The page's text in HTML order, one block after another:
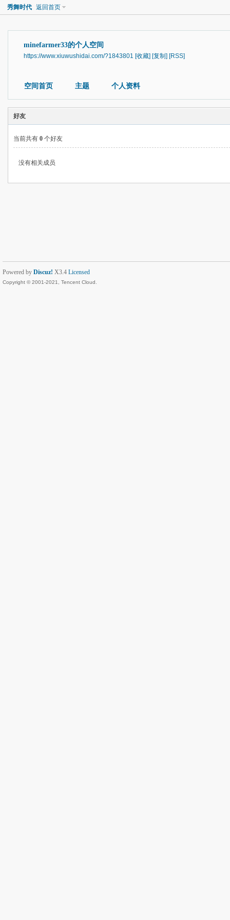
秀舞时代 返回首页
minefarmer33的个人空间
https://www.xiuwushidai.com/?1843801 [收藏] [复制] [RSS]
空间首页 主题 个人资料
好友
当前共有 0 个好友
没有相关成员
Powered by Discuz! X3.4 Licensed
Copyright © 2001-2021, Tencent Cloud.